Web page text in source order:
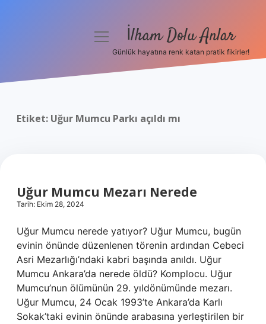
Yasal Uyarı
menüyü İlham Dolu Anlar
Günlük hayatına renk katan pratik fikirler!
Etiket: Uğur Mumcu Parkı açıldı mı
Uğur Mumcu Mezarı Nerede
Tarih: Ekim 28, 2024
Uğur Mumcu nerede yatıyor? Uğur Mumcu, bugün
evinin önünde düzenlenen törenin ardından Cebeci
Asri Mezarlığı’ndaki kabri başında anıldı. Uğur
Mumcu Ankara’da nerede öldü? Komplocu. Uğur
Mumcu’nun ölümünün 29. yıldönümünde mezarı.
Uğur Mumcu, 24 Ocak 1993’te Ankara’da Karlı
Sokak’taki evinin önünde arabasına yerleştirilen bir